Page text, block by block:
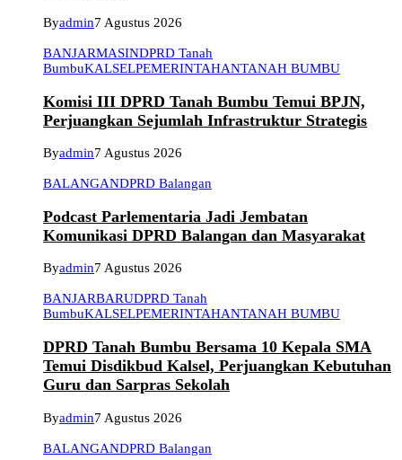
Byadmin7 Agustus 2026
BANJARMASINDPRD Tanah
BumbuKALSELPEMERINTAHANTANAH BUMBU
Komisi III DPRD Tanah Bumbu Temui BPJN,
Perjuangkan Sejumlah Infrastruktur Strategis
Byadmin7 Agustus 2026
BALANGANDPRD Balangan
Podcast Parlementaria Jadi Jembatan
Komunikasi DPRD Balangan dan Masyarakat
Byadmin7 Agustus 2026
BANJARBARUDPRD Tanah
BumbuKALSELPEMERINTAHANTANAH BUMBU
DPRD Tanah Bumbu Bersama 10 Kepala SMA
Temui Disdikbud Kalsel, Perjuangkan Kebutuhan
Guru dan Sarpras Sekolah
Byadmin7 Agustus 2026
BALANGANDPRD Balangan